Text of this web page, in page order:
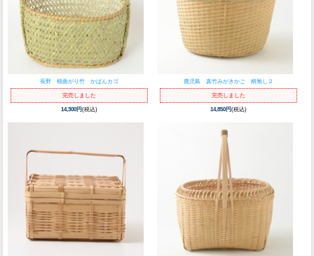
長野 根曲がり竹 かばんカゴ
完売しました
14,300円(税込)
鹿児島 真竹みがきかご 柄無し２
完売しました
14,850円(税込)